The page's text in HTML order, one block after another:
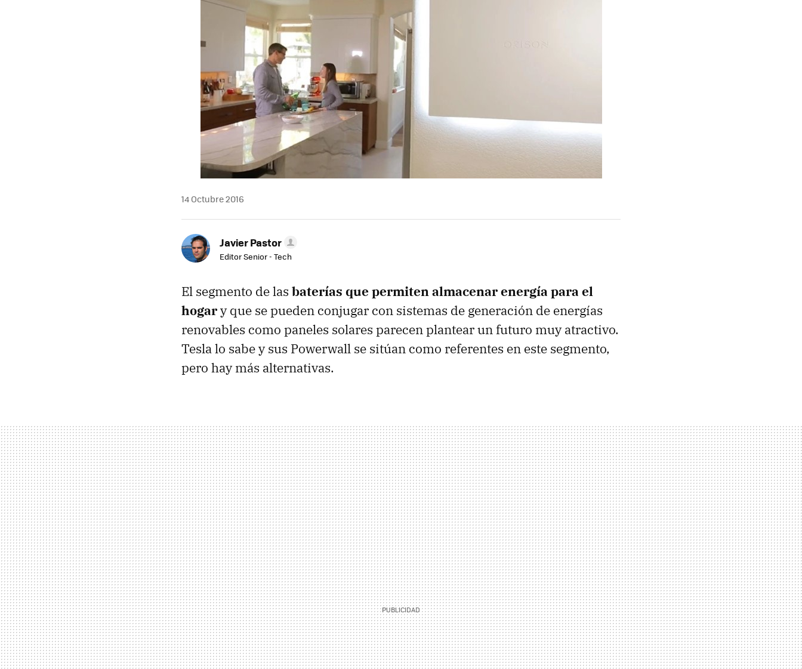
14 Octubre 2016
Javier Pastor
Editor Senior - Tech
El segmento de las baterías que permiten almacenar energía para el
hogary que se pueden conjugar con sistemas de generación de energías
renovables como paneles solares parecen plantear un futuro muy atractivo.
Tesla lo sabe y sus Powerwall se sitúan como referentes en este segmento,
pero hay más alternativas.